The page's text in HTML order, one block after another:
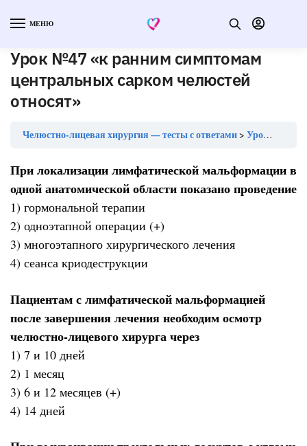
МЕНЮ
Урок №47 «к ранним симптомам
центральных сарком челюстей
относят»
Челюстно-лицевая хирургия — тесты с ответами Урок №47 «к ранним симптомам центральных сарком челюстей относят»
При локализации лимфатической мальформации в
одной анатомической области показано проведение
1) гормональной терапии
2) одноэтапной операции (+)
3) многоэтапного хирургического лечения
4) сеанса криодеструкции
Пациентам с лимфатической мальформацией
после завершения лечения необходим осмотр
челюстно-лицевого хирурга через
1) 7 и 10 дней
2) 1 месяц
3) 6 и 12 месяцев (+)
4) 14 дней